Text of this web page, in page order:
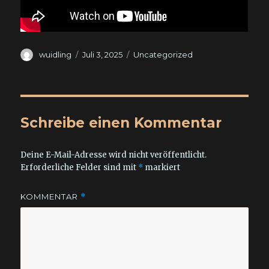
Autor
wuidling
Veröffentlicht
Juli 3, 2025 Kategorien
Uncategorized
Schreibe einen Kommentar
Deine E-Mail-Adresse wird nicht veröffentlicht.
Erforderliche Felder sind mit * markiert
KOMMENTAR *